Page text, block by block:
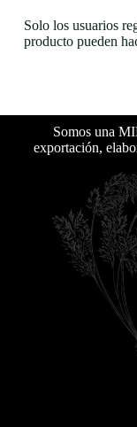
Solo los usuarios
producto pueden
Somos una
exportación,